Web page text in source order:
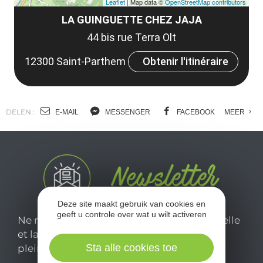
LA GUINGUETTE CHEZ JAJA
44 bis rue Terra Olt
12300 Saint-Parthem
Obtenir l'itinéraire
DELEN : E-MAIL MESSENGER FACEBOOK MEER
Ne manquez pas notre newsletter mensuelle
et laissez-vous inspirer pour profiter
pleinement de votre séjour en Aveyron.
Deze site maakt gebruik van cookies en
geeft u controle over wat u wilt activeren
Sta alle cookies toe